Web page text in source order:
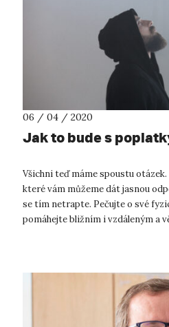
06 / 04 / 2020
Jak to bude s
Všichni teď máme spoustu otázek.
které vám můžeme dát jasnou
se tím netrapte. Pečujte o své
pomáhejte bližním i vzdáleným a